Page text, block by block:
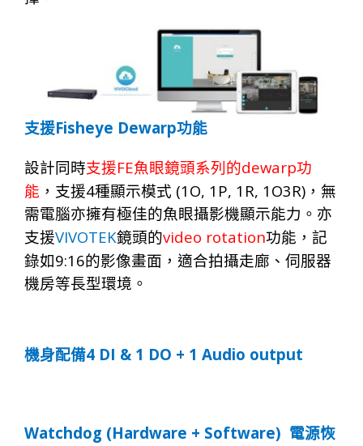
支援Fisheye Dewarp功能
設計同時支援FE魚眼鏡頭系列的dewarp功
能 ，支援4種顯示模式 (1O, 1P, 1R, 1O3R) ，無
需電腦亦擁有極佳的魚眼攝影機顯示能力。亦
支援VIVOTEK鏡頭的video rotation功能，記
錄如9:16的影像畫面，適合拍攝走廊、伺服器
機房等長型環境。
機身配備4 DI & 1 DO + 1 Audio output
Watchdog (Hardware + Software) 電源恢